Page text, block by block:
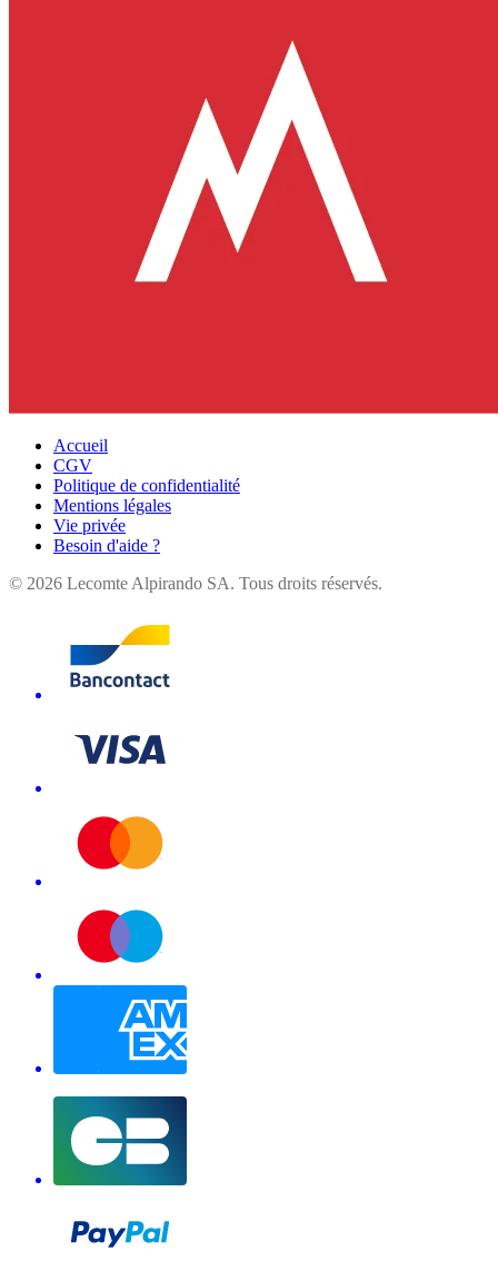
Accueil
CGV
Politique de confidentialité
Mentions légales
Vie privée
Besoin d'aide ?
© 2026 Lecomte Alpirando SA. Tous droits réservés.